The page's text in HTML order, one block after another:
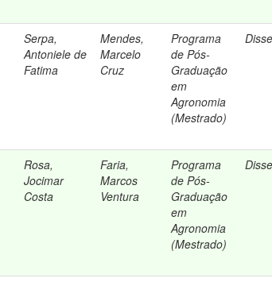
Serpa,
Antoniele de
Fatima
Mendes,
Marcelo
Cruz
Programa
de Pós-
Graduação
em
Agronomia
(Mestrado)
Rosa,
Jocimar
Costa
Faria,
Marcos
Ventura
Programa
de Pós-
Graduação
em
Agronomia
(Mestrado)